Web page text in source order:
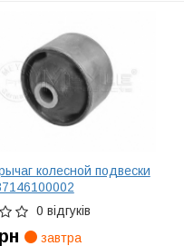
колесной подвески
0 відгуків
завтра